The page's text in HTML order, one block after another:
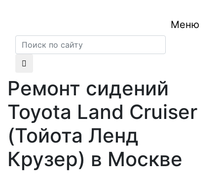
Меню
Ремонт сидений
Toyota Land Cruiser
(Тойота Ленд
Крузер) в Москве